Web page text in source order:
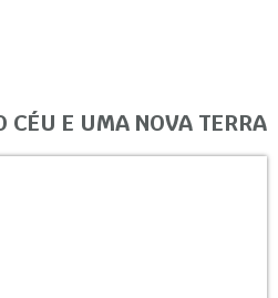
CÉU E UMA NOVA TERRA